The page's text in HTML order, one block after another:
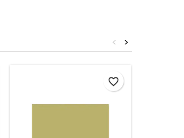
>
<
favorite_border